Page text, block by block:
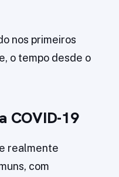
nos primeiros
o tempo desde o
COVID-19
realmente
com